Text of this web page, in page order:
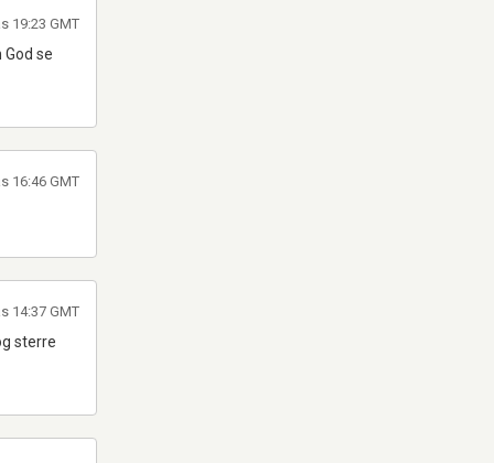
se
19:23 GMT
16:46 GMT
sterre
14:37 GMT